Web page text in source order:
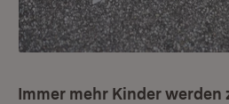
Immer mehr Kinder werden